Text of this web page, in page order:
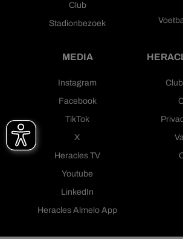
Club
Stadionbezoek
MEDIA
Instagram
Facebook
TikTok
X
Heracles TV
Youtube
LinkedIn
Heracles Almelo App